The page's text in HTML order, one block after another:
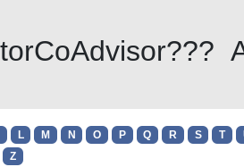
L M N O P Q R S T
Z